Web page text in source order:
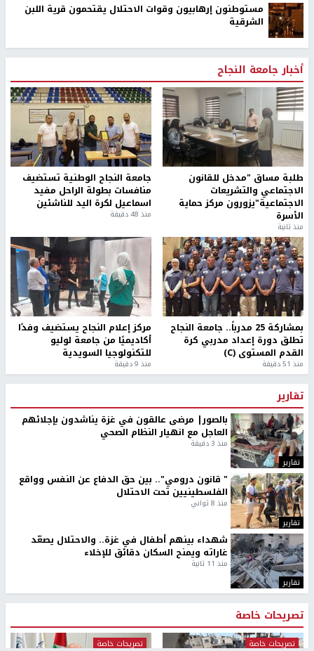
مستوطنون إرهابيون وقوات الاحتلال يقتحمون قرية اللبن
الشرقية
أخبار جامعة النجاح
طلبة مساق "مدخل للقانون
الاجتماعي والتشريعات
الاجتماعية"يزورون مركز حماية
الأسرة
منذ ثانية
جامعة النجاح الوطنية تستضيف
منافسات بطولة الراحل مفيد
اسماعيل لكرة اليد للناشئين
منذ 48 دقيقة
بمشاركة 25 مدرباً.. جامعة النجاح
تطلق دورة إعداد مدربي كرة
القدم المستوى (C)
منذ 51 دقيقة
مركز إعلام النجاح يستضيف وفدًا
أكاديميًا من جامعة لوليو
للتكنولوجيا السويدية
منذ 9 دقيقة
تقارير
تقارير
بالصور| مرضى عالقون في غزة يناشدون بإجلائهم
العاجل مع انهيار النظام الصحي
منذ 3 دقيقة
تقارير
" قانون درومي".. بين حق الدفاع عن النفس وواقع
الفلسطينيين تحت الاحتلال
منذ 8 ثواني
تقارير
شهداء بينهم أطفال في غزة.. والاحتلال يصعّد
غاراته ويمنح السكان دقائق للإخلاء
منذ 11 ثانية
تصريحات خاصة
تصريحات خاصة تصريحات خاصة